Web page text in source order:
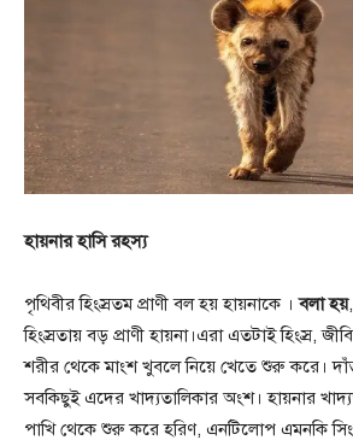
হায়নার হাসি রহস্য
পৃথিবীর হিংস্রতম প্রাণী বল হয় হায়নাকে ।বলা হয়
হিংস্রতায় বড় প্রাণী হায়না।এরা এতটাই হিংস্র,
শরীর থেকে মাংশ খুবলে নিয়ে খেতে শুরু করে।
সবকিছুই এদের খাদ্যতালিকার অংশ। হায়নার
পাখি থেকে শুরু করে হরিণ, এনটিলোপ এমনকি